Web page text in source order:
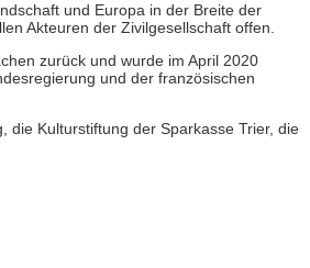
und Europa in der Breite der
Akteuren der Zivilgesellschaft offen.
zurück und wurde im April 2020
und der französischen
die Kulturstiftung der Sparkasse Trier, die